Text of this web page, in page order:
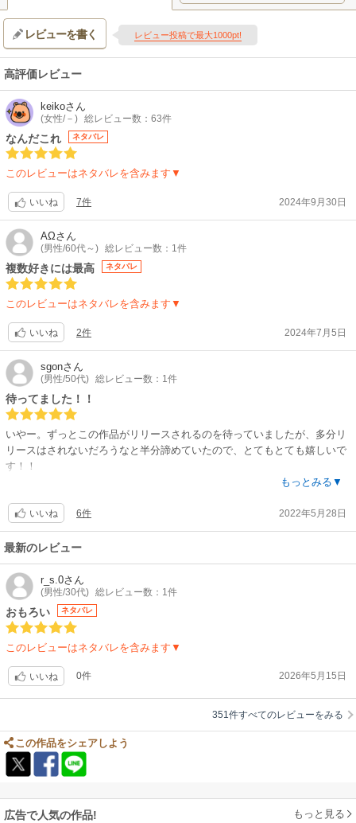
レビューを書く レビュー投稿で最大1000pt!
高評価レビュー
keikoさん
(女性/－) 総レビュー数：63件
なんだこれ ネタバレ
このレビューはネタバレを含みます▼
いいね 7件 2024年9月30日
AΩさん
(男性/60代～) 総レビュー数：1件
複数好きには最高 ネタバレ
このレビューはネタバレを含みます▼
いいね 2件 2024年7月5日
sgonさん
(男性/50代) 総レビュー数：1件
待ってました！！
いやー。ずっとこの作品がリリースされるのを待っていましたが、多分リ
リースはされないだろうなと半分諦めていたので、とてもとても嬉しいで
す！！
んなノートが本当にあればと。
最初はそんな馬鹿なという感じですが、気がつけば次の話が楽しみになっ
ているんですよね。
基本に忠実というか、ストレスなく欲求に突き進んでくれるというか、と
にかくよくできたマンガだと思います。
もっとみる▼
いいね 6件 2022年5月28日
最新のレビュー
r_s.0さん
(男性/30代) 総レビュー数：1件
おもろい ネタバレ
このレビューはネタバレを含みます▼
いいね 0件 2026年5月15日
351件すべてのレビューをみる
この作品をシェアしよう
広告で人気の作品! もっと見る